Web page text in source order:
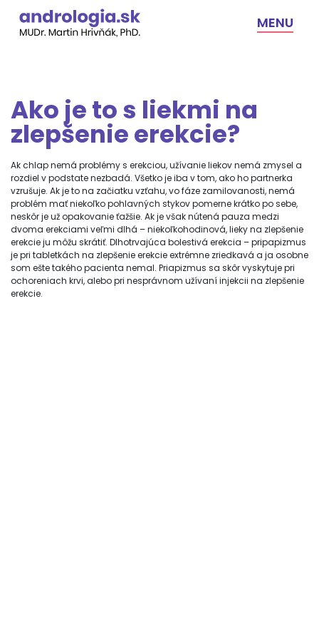
content
MENU
Ako je to s liekmi na
zlepšenie erekcie?
Ak chlap nemá problémy s erekciou, užívanie liekov nemá zmysel a
rozdiel v podstate nezbadá. Všetko je iba v tom, ako ho partnerka
vzrušuje. Ak je to na začiatku vzťahu, vo fáze zamilovanosti, nemá
problém mať niekoľko pohlavných stykov pomerne krátko po sebe,
neskôr je už opakovanie ťažšie. Ak je však nútená pauza medzi
dvoma erekciami veľmi dlhá – niekoľkohodinová, lieky na zlepšenie
erekcie ju môžu skrátiť. Dlhotrvajúca bolestivá erekcia – pripapizmus
je pri tabletkách na zlepšenie erekcie extrémne zriedkavá a ja osobne
som ešte takého pacienta nemal. Priapizmus sa skôr vyskytuje pri
ochoreniach krvi, alebo pri nesprávnom užívaní injekcii na zlepšenie
erekcie.